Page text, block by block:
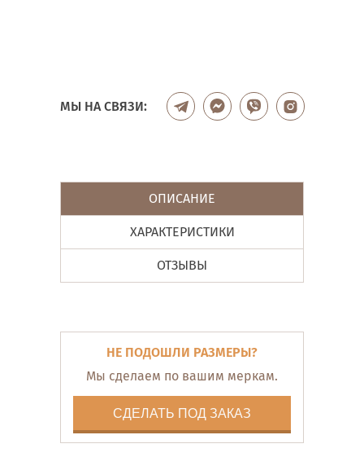
МЫ НА СВЯЗИ:
ОПИСАНИЕ
ХАРАКТЕРИСТИКИ
ОТЗЫВЫ
НЕ ПОДОШЛИ РАЗМЕРЫ?
Мы сделаем по вашим меркам.
СДЕЛАТЬ ПОД ЗАКАЗ